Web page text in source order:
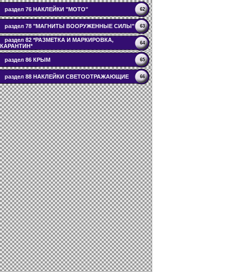
раздел 76 НАКЛЕЙКИ "МОТО" 62
раздел 78 "МАГНИТЫ ВООРУЖЕННЫЕ СИЛЫ" 63
раздел 82 *РАЗМЕТКА И МАРКИРОВКА,
КАРАНТИН*
64
раздел 86 КРЫМ 65
раздел 88 НАКЛЕЙКИ СВЕТООТРАЖАЮЩИЕ 66